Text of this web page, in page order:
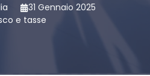
31 Gennaio 2025
e tasse